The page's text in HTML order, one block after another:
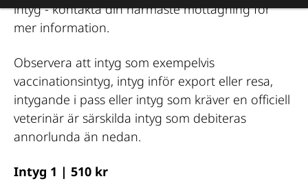
intyg - kontakta din närmaste mottagning för
mer information.
Observera att intyg som exempelvis
vaccinationsintyg, intyg inför export eller resa,
intygande i pass eller intyg som kräver en officiell
veterinär är särskilda intyg som debiteras
annorlunda än nedan.
Intyg 1 | 510 kr